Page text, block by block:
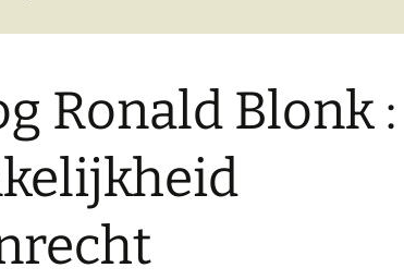
Ronald Blonk :